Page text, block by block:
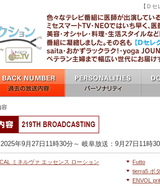
【Ｄ
バー backnumber
personalities
容
内容
動
年9月27日11時30分～ 岐阜放送：9月27日11時
ミネルヴァ エッセンス ローション
Futto
tierra5 ボ
ENVOL